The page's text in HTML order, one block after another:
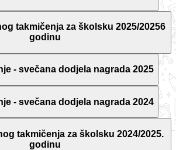
takmičenja za školsku 2025/20256
godinu
- svečana dodjela nagrada 2025
- svečana dodjela nagrada 2024
takmičenja za školsku 2024/2025.
godinu